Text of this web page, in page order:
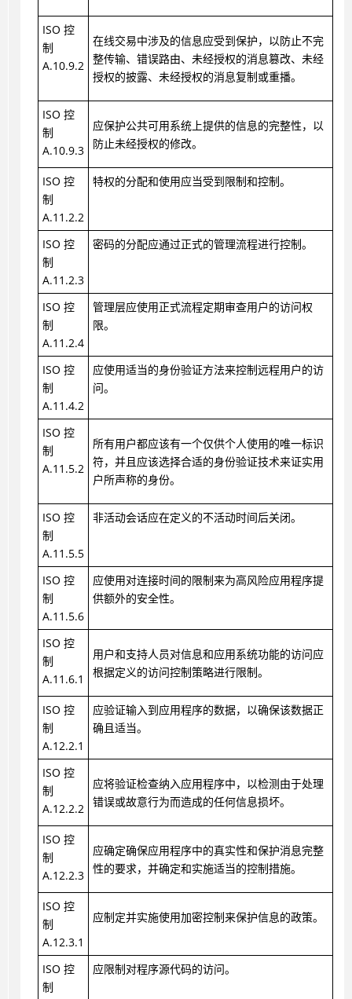
ISO 控
制
A.10.9.2
在线交易中涉及的信息应受到保护，以防止不完
整传输、错误路由、未经授权的消息篡改、未经
授权的披露、未经授权的消息复制或重播。
ISO 控
制
A.10.9.3
应保护公共可用系统上提供的信息的完整性，以
防止未经授权的修改。
ISO 控
制
A.11.2.2
特权的分配和使用应当受到限制和控制。
ISO 控
制
A.11.2.3
密码的分配应通过正式的管理流程进行控制。
ISO 控
制
A.11.2.4
管理层应使用正式流程定期审查用户的访问权
限。
ISO 控
制
A.11.4.2
应使用适当的身份验证方法来控制远程用户的访
问。
ISO 控
制
A.11.5.2
所有用户都应该有一个仅供个人使用的唯一标识
符，并且应该选择合适的身份验证技术来证实用
户所声称的身份。
ISO 控
制
A.11.5.5
非活动会话应在定义的不活动时间后关闭。
ISO 控
制
A.11.5.6
应使用对连接时间的限制来为高风险应用程序提
供额外的安全性。
ISO 控
制
A.11.6.1
用户和支持人员对信息和应用系统功能的访问应
根据定义的访问控制策略进行限制。
ISO 控
制
A.12.2.1
应验证输入到应用程序的数据，以确保该数据正
确且适当。
ISO 控
制
A.12.2.2
应将验证检查纳入应用程序中，以检测由于处理
错误或故意行为而造成的任何信息损坏。
ISO 控
制
A.12.2.3
应确定确保应用程序中的真实性和保护消息完整
性的要求，并确定和实施适当的控制措施。
ISO 控
制
A.12.3.1
应制定并实施使用加密控制来保护信息的政策。
ISO 控
制
应限制对程序源代码的访问。